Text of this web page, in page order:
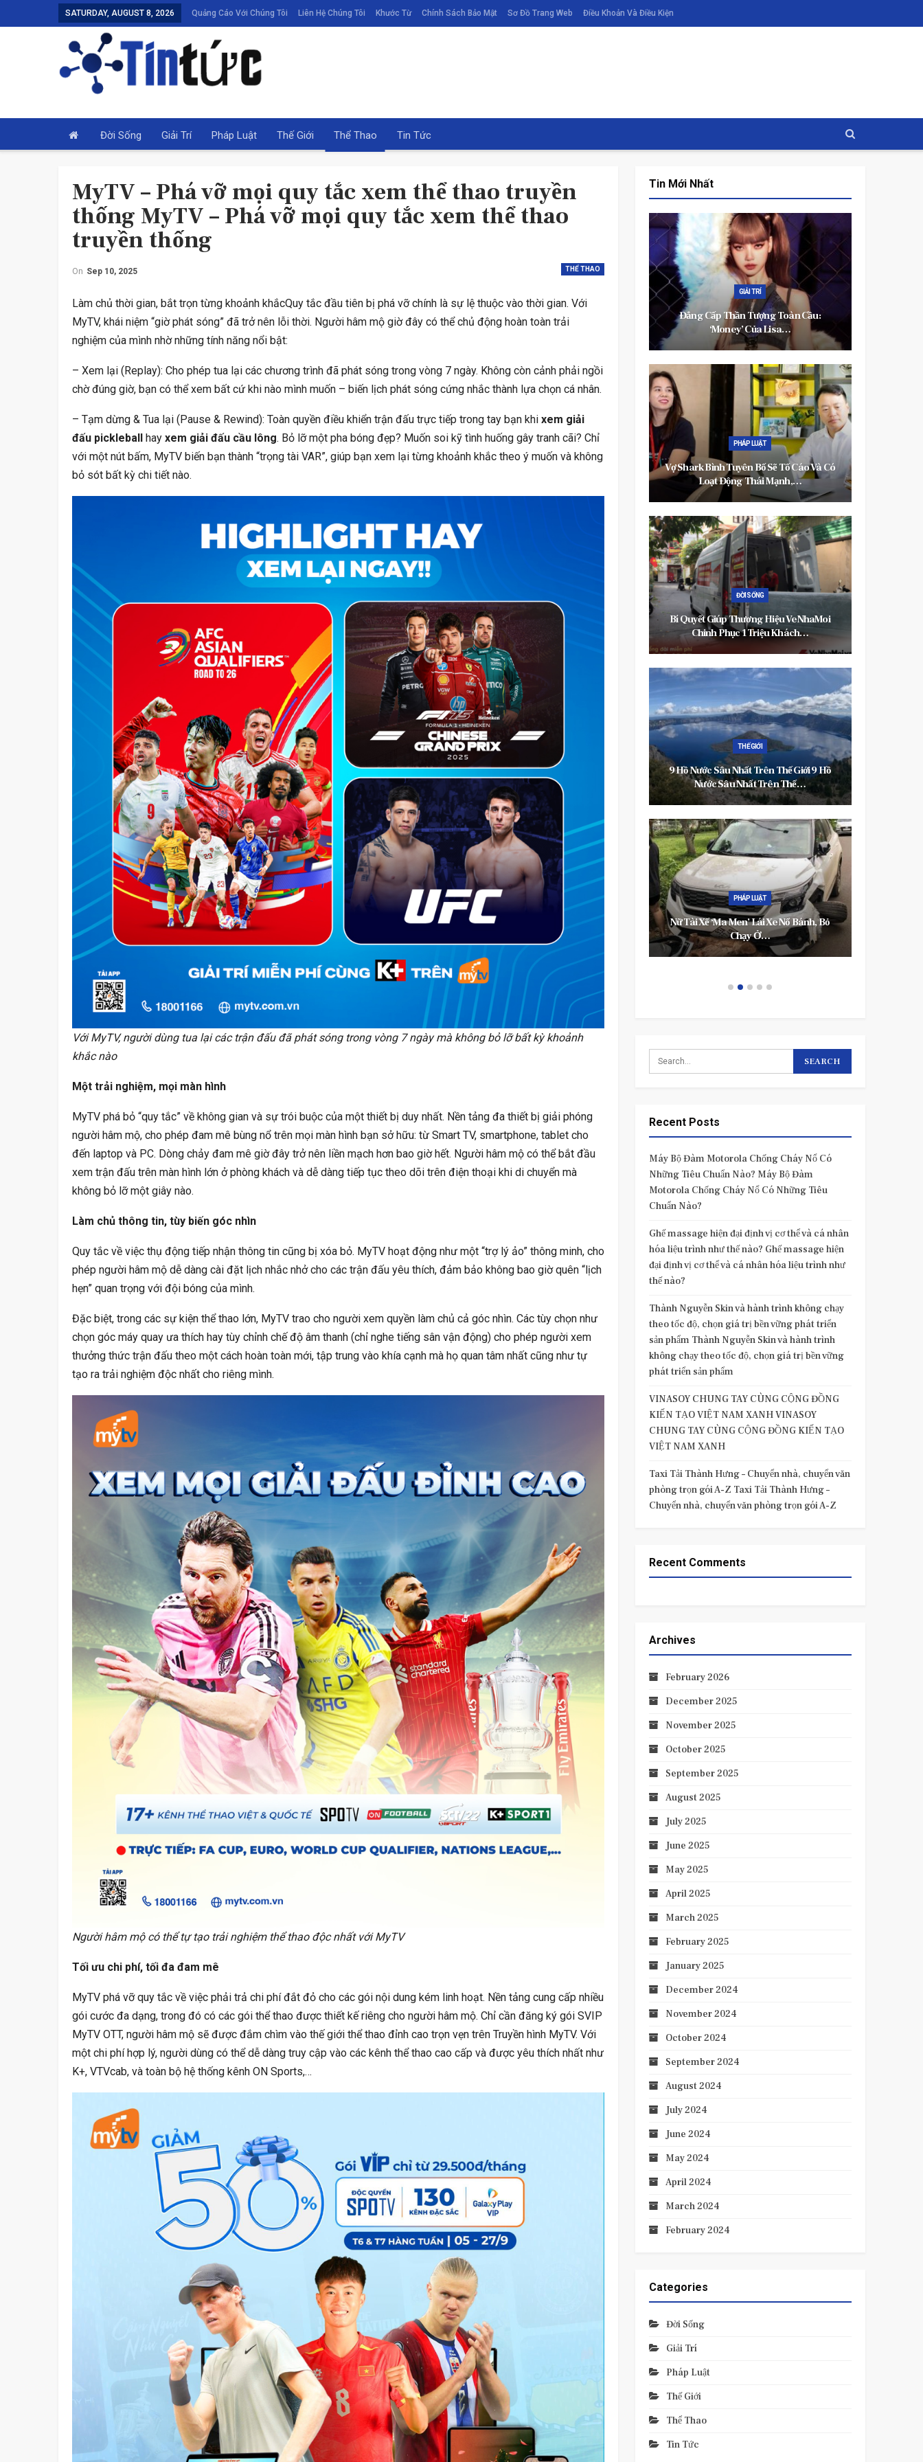
SATURDAY, AUGUST 8, 2026 Quảng Cáo Với Chúng Tôi Liên Hệ Chúng Tôi Khước Từ Chính Sách Bảo Mật Sơ Đồ Trang Web Điều Khoản Và Điều Kiện
Đời Sống Giải Trí Pháp Luật Thế Giới Thể Thao Tin Tức
MyTV – Phá vỡ mọi quy tắc xem thể thao truyền
thống MyTV – Phá vỡ mọi quy tắc xem thể thao
truyền thống
THỂ THAO
On Sep 10, 2025
Làm chủ thời gian, bắt trọn từng khoảnh khắcQuy tắc đầu tiên bị phá vỡ chính là sự lệ thuộc vào thời gian. Với
MyTV, khái niệm “giờ phát sóng” đã trở nên lỗi thời. Người hâm mộ giờ đây có thể chủ động hoàn toàn trải
nghiệm của mình nhờ những tính năng nổi bật:
– Xem lại (Replay): Cho phép tua lại các chương trình đã phát sóng trong vòng 7 ngày. Không còn cảnh phải ngồi
chờ đúng giờ, bạn có thể xem bất cứ khi nào mình muốn – biến lịch phát sóng cứng nhắc thành lựa chọn cá nhân.
– Tạm dừng & Tua lại (Pause & Rewind): Toàn quyền điều khiển trận đấu trực tiếp trong tay bạn khi xem giải
đấu pickleball hay xem giải đấu cầu lông. Bỏ lỡ một pha bóng đẹp? Muốn soi kỹ tình huống gây tranh cãi? Chỉ
với một nút bấm, MyTV biến bạn thành “trọng tài VAR”, giúp bạn xem lại từng khoảnh khắc theo ý muốn và không
bỏ sót bất kỳ chi tiết nào.
Với MyTV, người dùng tua lại các trận đấu đã phát sóng trong vòng 7 ngày mà không bỏ lỡ bất kỳ khoảnh
khắc nào
Một trải nghiệm, mọi màn hình
MyTV phá bỏ “quy tắc” về không gian và sự trói buộc của một thiết bị duy nhất. Nền tảng đa thiết bị giải phóng
người hâm mộ, cho phép đam mê bùng nổ trên mọi màn hình bạn sở hữu: từ Smart TV, smartphone, tablet cho
đến laptop và PC. Dòng chảy đam mê giờ đây trở nên liền mạch hơn bao giờ hết. Người hâm mộ có thể bắt đầu
xem trận đấu trên màn hình lớn ở phòng khách và dễ dàng tiếp tục theo dõi trên điện thoại khi di chuyển mà
không bỏ lỡ một giây nào.
Làm chủ thông tin, tùy biến góc nhìn
Quy tắc về việc thụ động tiếp nhận thông tin cũng bị xóa bỏ. MyTV hoạt động như một “trợ lý ảo” thông minh, cho
phép người hâm mộ dễ dàng cài đặt lịch nhắc nhở cho các trận đấu yêu thích, đảm bảo không bao giờ quên “lịch
hẹn” quan trọng với đội bóng của mình.
Đặc biệt, trong các sự kiện thể thao lớn, MyTV trao cho người xem quyền làm chủ cả góc nhìn. Các tùy chọn như
chọn góc máy quay ưa thích hay tùy chỉnh chế độ âm thanh (chỉ nghe tiếng sân vận động) cho phép người xem
thưởng thức trận đấu theo một cách hoàn toàn mới, tập trung vào khía cạnh mà họ quan tâm nhất cũng như tự
tạo ra trải nghiệm độc nhất cho riêng mình.
Người hâm mộ có thể tự tạo trải nghiệm thể thao độc nhất với MyTV
Tối ưu chi phí, tối đa đam mê
MyTV phá vỡ quy tắc về việc phải trả chi phí đắt đỏ cho các gói nội dung kém linh hoạt. Nền tảng cung cấp nhiều
gói cước đa dạng, trong đó có các gói thể thao được thiết kế riêng cho người hâm mộ. Chỉ cần đăng ký gói SVIP
MyTV OTT, người hâm mộ sẽ được đắm chìm vào thế giới thể thao đỉnh cao trọn vẹn trên Truyền hình MyTV. Với
một chi phí hợp lý, người dùng có thể dễ dàng truy cập vào các kênh thể thao cao cấp và được yêu thích nhất như
K+, VTVcab, và toàn bộ hệ thống kênh ON Sports,…
Tin Mới Nhất
Nhận Định, Dự Đoán Kết Quả Asian Cup
2023 Trận Iraq Vs Việt…
THẾ GIỚI
Trái Đất Sẽ Tồn Tại Trong Bao Lâu Trước
Khi Bị Mặt Trời…
Bàn Ghế Hòa Phát – Sự Lựa Chọn Hàng
Đầu Cho Không Gian Hiện…
GIẢI TRÍ
Lan Ngọc Xác Nhận Sẽ Đi Úc Du Học Sau
Khi Kết Thúc Hành…
THỂ THAO
Vụ Việc VĐV Thể Dục Dụng Cụ Bị ‘ăn
Chặn’ Tiền…
Little Garden Spa Vươn Mình Thành
VTM LG Clinic Nâng Tầm…
THẾ GIỚI
Khai Quật Ngôi Mộ Cổ Nghìn Năm Tuổi
Tại Một Công Trường,…
Định Cư Malta – Cơ Hội Trở Thành Công
Dân Châu Âu Dễ…
ĐỜI SỐNG
Xem Ngày Giờ Hướng Xuất Hành Cho
Người Sinh Năm 1991 Tân Mùi…
Đẳng Cấp Thần Tượng Toàn Cầu:
‘Money’ Của Lisa…
PHÁP LUẬT
Vợ Shark Bình Tuyên Bố Sẽ Tố Cáo Và Có
Bí Quyết Giúp Thương Hiệu VeNhaMoi
9 Hồ Nước Sâu Nhất Trên Thế Giới 9 Hồ
Nước Sâu Nhất Trên Thế…
PHÁP LUẬT
Nữ Tài Xế ‘ma Men’ Lái Xe Nổ Bánh, Bỏ
Chạy Ở…
ĐỜI SỐNG
Tết 2024: Món Đại Kỵ Không Nên Ăn, Biết
Để Tránh Vận Đen Đeo…
GIẢI TRÍ
Mỹ Linh Và 5 ‘được’ Tại Chị Đẹp Đạp Gió
Rẽ Sóng,…
THỂ THAO
CLB Thành Công Nhất Lịch Sử Bóng Đá
Trung Quốc Phải…
ĐỜI SỐNG
Công Nghệ Tẩy Trắng Răng Hiện Đại Tại
Nha Khoa Đăng Lưu Công…
GIẢI TRÍ
Khám Phá BST Giày Vải Nam Đẹp, Chất
Lượng Dành Cho Đàn Ông…
Recent Posts
Máy Bộ Đàm Motorola Chống Cháy Nổ Có
Những Tiêu Chuẩn Nào? Máy Bộ Đàm
Motorola Chống Cháy Nổ Có Những Tiêu
Chuẩn Nào?
Ghế massage hiện đại định vị cơ thể và cá nhân
hóa liệu trình như thế nào? Ghế massage hiện
đại định vị cơ thể và cá nhân hóa liệu trình như
thế nào?
Thành Nguyễn Skin và hành trình không chạy
theo tốc độ, chọn giá trị bền vững phát triển
sản phẩm Thành Nguyễn Skin và hành trình
không chạy theo tốc độ, chọn giá trị bền vững
phát triển sản phẩm
VINASOY CHUNG TAY CÙNG CỘNG ĐỒNG
KIẾN TẠO VIỆT NAM XANH VINASOY
CHUNG TAY CÙNG CỘNG ĐỒNG KIẾN TẠO
VIỆT NAM XANH
Taxi Tải Thành Hưng – Chuyển nhà, chuyển văn
phòng trọn gói A-Z Taxi Tải Thành Hưng –
Chuyển nhà, chuyển văn phòng trọn gói A-Z
Recent Comments
Archives
February 2026
December 2025
November 2025
October 2025
September 2025
August 2025
July 2025
June 2025
May 2025
April 2025
March 2025
February 2025
January 2025
December 2024
November 2024
October 2024
September 2024
August 2024
July 2024
June 2024
May 2024
April 2024
March 2024
February 2024
Categories
Đời Sống
Giải Trí
Pháp Luật
Thế Giới
Thể Thao
Tin Tức